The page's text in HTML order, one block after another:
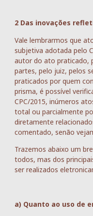
2 Das inovações
Vale lembrarmos que
subjetiva adotada pelo
autor do ato praticado,
partes, pelo juiz, pelos
praticados por quem
prisma, é possível
CPC/2015, inúmeros
total ou parcialmente
diretamente
comentado, senão
Trazemos abaixo um
todos, mas dos
ser realizados
a) Quanto ao uso de